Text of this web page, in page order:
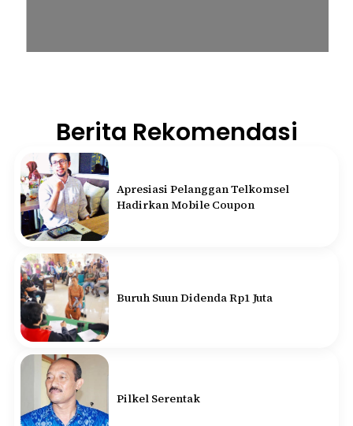
Berita Rekomendasi
Apresiasi Pelanggan Telkomsel
Hadirkan Mobile Coupon
Buruh Suun Didenda Rp1 Juta
Pilkel Serentak